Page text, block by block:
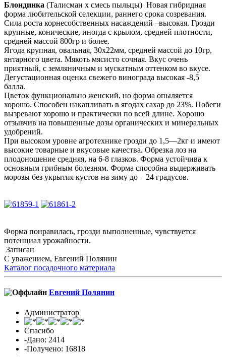
Блондинка (Талисман х смесь пыльцы) Новая гибридная
форма любительской селекции, раннего срока созревания.
Сила роста корнесобственных насаждений –высокая. Грозди
крупные, конические, иногда с крылом, средней плотности,
средней массой 800гр и более.
Ягода крупная, овальная, 30х22мм, средней массой до 10гр,
янтарного цвета. Мякоть мясисто сочная. Вкус очень
приятный, с земляничным и мускатным оттенком во вкусе.
Дегустационная оценка свежего винограда высокая -8,5
балла.
Цветок функционально женский, но форма опыляется
хорошо. Способен накапливать в ягодах сахар до 23%. Побеги
вызревают хорошо и практически по всей длине. Хорошо
отзывчив на повышенные дозы органических и минеральных
удобрений.
При высоком уровне агротехнике грозди до 1,5—2кг и имеют
высокие товарные и вкусовые качества. Обрезка лоз на
плодоношение средняя, на 6-8 глазков. Форма устойчива к
основным грибным болезням. Форма способна выдерживать
морозы без укрытия кустов на зиму до – 24 градусов.
Форма понравилась, грозди выполненные, чувствуется
потенциал урожайности.
Записан
С уважением, Евгений Полянин
Каталог посадочного материала
Евгений Полянин
Администратор
Спасибо
-Дано: 2414
-Получено: 16818